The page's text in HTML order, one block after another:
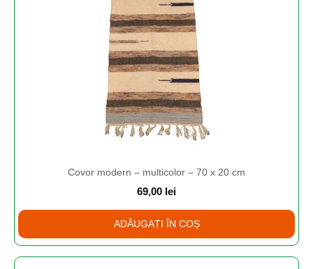
Covor modern – multicolor – 70 x 20 cm
69,00 lei
ADĂUGAȚI ÎN COȘ